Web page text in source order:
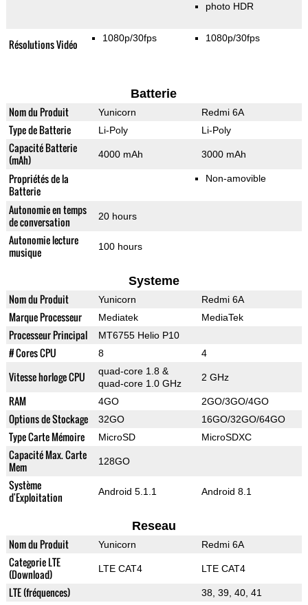
photo HDR
Résolutions Vidéo 1080p/30fps 1080p/30fps
Batterie
Nom du Produit Yunicorn Redmi 6A
Type de Batterie Li-Poly Li-Poly
Capacité Batterie
(mAh)
4000 mAh 3000 mAh
Propriétés de la
Batterie
Non-amovible
Autonomie en temps
de conversation
20 hours
Autonomie lecture
musique
100 hours
Systeme
Nom du Produit Yunicorn Redmi 6A
Marque Processeur Mediatek MediaTek
Processeur Principal MT6755 Helio P10
# Cores CPU 8 4
Vitesse horloge CPU
quad-core 1.8 &
quad-core 1.0 GHz
2 GHz
RAM 4GO 2GO/3GO/4GO
Options de Stockage 32GO 16GO/32GO/64GO
Type Carte Mémoire MicroSD MicroSDXC
Capacité Max. Carte
Mem
128GO
Système
d'Exploitation
Android 5.1.1 Android 8.1
Reseau
Nom du Produit Yunicorn Redmi 6A
Categorie LTE
(Download)
LTE CAT4 LTE CAT4
LTE (fréquences) 38, 39, 40, 41